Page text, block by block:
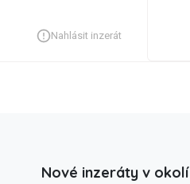
Nahlásit inzerát
Nové inzeráty v okolí